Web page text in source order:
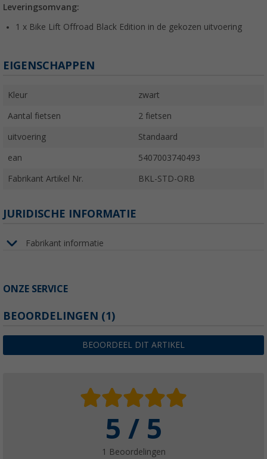
Leveringsomvang:
1 x Bike Lift Offroad Black Edition in de gekozen uitvoering
EIGENSCHAPPEN
Kleur zwart
Aantal fietsen 2 fietsen
uitvoering Standaard
ean 5407003740493
Fabrikant Artikel Nr. BKL-STD-ORB
JURIDISCHE INFORMATIE
Fabrikant informatie
ONZE SERVICE
BEOORDELINGEN (1)
BEOORDEEL DIT ARTIKEL
5 / 5
1 Beoordelingen